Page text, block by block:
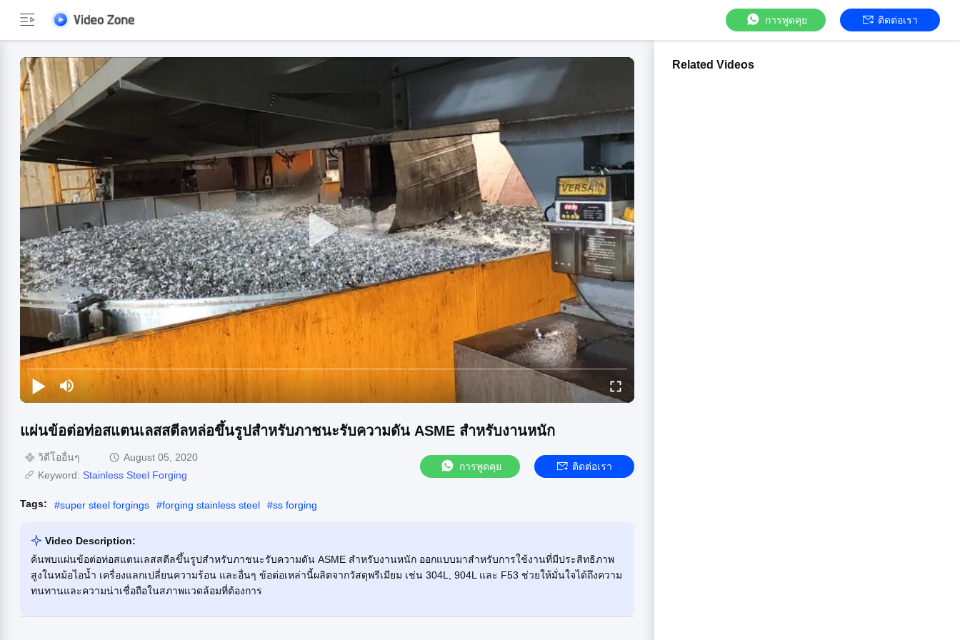
การพูดคุย ติดต่อเรา
แผ่นข้อต่อท่อสแตนเลสสตีลหล่อขึ้นรูปสำหรับภาชนะรับความดัน ASME สำหรับงานหนัก
วิดีโออื่นๆ
August 05, 2020
Keyword: Stainless Steel Forging
การพูดคุย ติดต่อเรา
Tags: #super steel forgings #forging stainless steel #ss forging
Video Description:
ค้นพบแผ่นข้อต่อท่อสแตนเลสสตีลขึ้นรูปสำหรับภาชนะรับความดัน ASME สำหรับงานหนัก ออกแบบมาสำหรับการใช้งานที่มีประสิทธิภาพ
สูงในหม้อไอน้ำ เครื่องแลกเปลี่ยนความร้อน และอื่นๆ ข้อต่อเหล่านี้ผลิตจากวัสดุพรีเมียม เช่น 304L, 904L และ F53 ช่วยให้มั่นใจได้ถึงความ
ทนทานและความน่าเชื่อถือในสภาพแวดล้อมที่ต้องการ
Related Videos